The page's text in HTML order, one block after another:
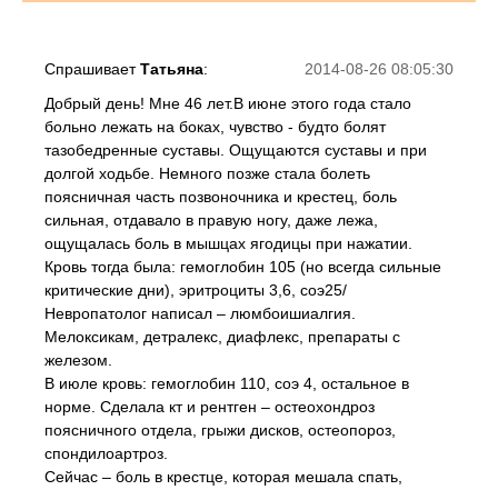
2014-08-26 08:05:30
СпрашиваетТатьяна:
Добрый день! Мне 46 лет.В июне этого года стало
больно лежать на боках, чувство - будто болят
тазобедренные суставы. Ощущаются суставы и при
долгой ходьбе. Немного позже стала болеть
поясничная часть позвоночника и крестец, боль
сильная, отдавало в правую ногу, даже лежа,
ощущалась боль в мышцах ягодицы при нажатии.
Кровь тогда была: гемоглобин 105 (но всегда сильные
критические дни), эритроциты 3,6, cоэ25/
Невропатолог написал – люмбоишиалгия.
Мелоксикам, детралекс, диафлекс, препараты с
железом.
В июле кровь: гемоглобин 110, соэ 4, остальное в
норме. Сделала кт и рентген – остеохондроз
поясничного отдела, грыжи дисков, остеопороз,
спондилоартроз.
Сейчас – боль в крестце, которая мешала спать,